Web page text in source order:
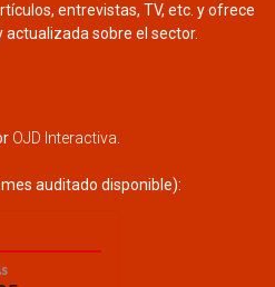
entrevistas, TV, etc. y ofrece
sobre el sector.
OJD Interactiva.
auditado disponible):